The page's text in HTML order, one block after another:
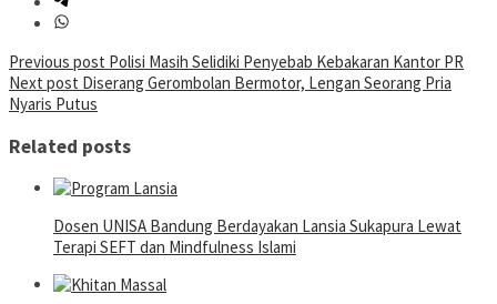
Post
navigation
Previous post Polisi Masih Selidiki Penyebab Kebakaran Kantor PR
Next post Diserang Gerombolan Bermotor, Lengan Seorang Pria
Nyaris Putus
Related posts
Dosen UNISA Bandung Berdayakan Lansia Sukapura Lewat
Terapi SEFT dan Mindfulness Islami